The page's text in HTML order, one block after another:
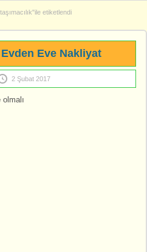
etiketlendi
Eve Nakliyat
2 Şubat 2017